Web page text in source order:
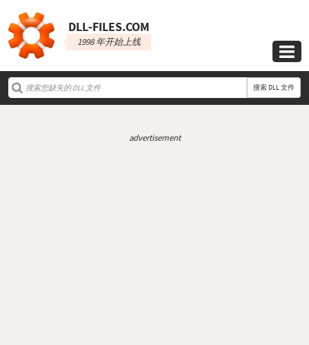
DLL‑FILES.COM
1998 年开始上线

搜索 DLL 文件
advertisement